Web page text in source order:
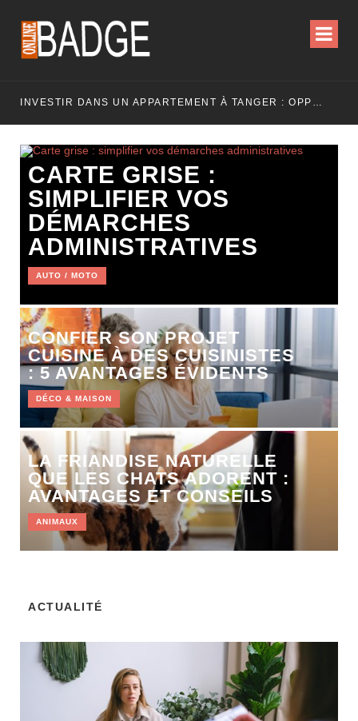
INVESTIR DANS UN APPARTEMENT À TANGER : OPPORTUNITÉS ET POINTS ESSENTIELS À CONNAÎTRE
CARTE GRISE :
SIMPLIFIER VOS
DÉMARCHES
ADMINISTRATIVES
AUTO / MOTO
CONFIER SON PROJET
CUISINE À DES CUISINISTES
: 5 AVANTAGES ÉVIDENTS
DÉCO & MAISON
LA FRIANDISE NATURELLE
QUE LES CHATS ADORENT :
AVANTAGES ET CONSEILS
ANIMAUX
ACTUALITÉ